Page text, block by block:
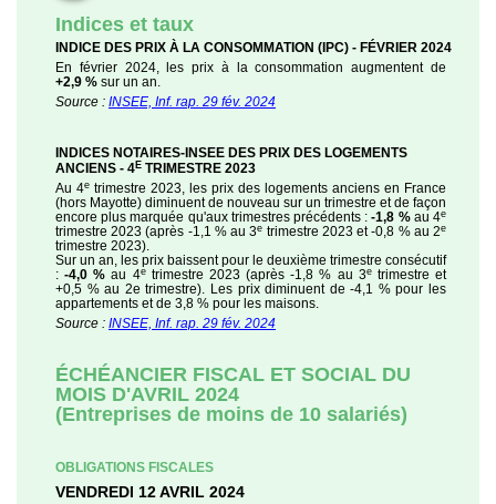
Indices et taux
INDICE DES PRIX À LA CONSOMMATION (IPC) - FÉVRIER 2024
En février 2024, les prix à la consommation augmentent de
+2,9 % sur un an.
Source : INSEE, Inf. rap. 29 fév. 2024
INDICES NOTAIRES-INSEE DES PRIX DES LOGEMENTS
ANCIENS - 4 E TRIMESTRE 2023
Au 4e trimestre 2023, les prix des logements anciens en France
(hors Mayotte) diminuent de nouveau sur un trimestre et de façon
encore plus marquée qu'aux trimestres précédents :‑1,8 %au 4e
trimestre 2023 (après ‑1,1 % au 3e trimestre 2023 et ‑0,8 % au 2e
trimestre 2023).
Sur un an, les prix baissent pour le deuxième trimestre consécutif
:‑4,0 % au 4etrimestre 2023 (après ‑1,8 % au 3etrimestre et
+0,5 % au 2e trimestre). Les prix diminuent de -4,1 % pour les
appartements et de 3,8 % pour les maisons.
Source : INSEE, Inf. rap. 29 fév. 2024
ÉCHÉANCIER FISCAL ET SOCIAL DU
MOIS D'AVRIL 2024
(Entreprises de moins de 10 salariés)
OBLIGATIONS FISCALES
VENDREDI 12 AVRIL 2024